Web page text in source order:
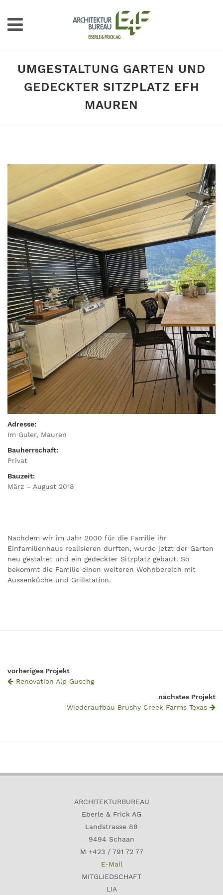
UMGESTALTUNG GARTEN UND
GEDECKTER SITZPLATZ EFH
MAUREN
Adresse:
Im Guler, Mauren
Bauherrschaft:
Privat
Bauzeit:
März – August 2018
Nachdem wir im Jahr 2000 für die Familie ihr
Einfamilienhaus realisieren durften, wurde jetzt der Garten
neu gestaltet und ein gedeckter Sitzplatz gebaut. So
bekommt die Familie einen weiteren Wohnbereich mit
Aussenküche und Grillstation.
vorheriges Projekt
Renovation Alp Guschg
nächstes Projekt
Wiederaufbau Brushy Creek Farms Texas
ARCHITEKTURBUREAU
Eberle & Frick AG
Landstrasse 88
9494 Schaan
M +423 / 791 72 77
E-Mail
MITGLIEDSCHAFT
LIA